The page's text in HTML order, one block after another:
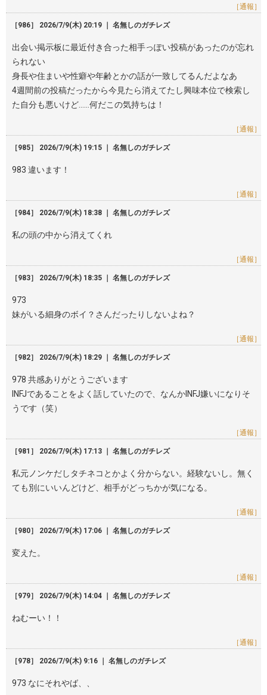
［通報］
［986］ 2026/7/9(木) 20:19 ｜ 名無しのガチレズ
出会い掲示板に最近付き合った相手っぽい投稿があったのが忘れ
られない
身長や住まいや性癖や年齢とかの話が一致してるんだよなあ
4週間前の投稿だったから今見たら消えてたし興味本位で検索し
た自分も悪いけど……何だこの気持ちは！
［通報］
［985］ 2026/7/9(木) 19:15 ｜ 名無しのガチレズ
983 違います！
［通報］
［984］ 2026/7/9(木) 18:38 ｜ 名無しのガチレズ
私の頭の中から消えてくれ
［通報］
［983］ 2026/7/9(木) 18:35 ｜ 名無しのガチレズ
973
妹がいる細身のボイ？さんだったりしないよね？
［通報］
［982］ 2026/7/9(木) 18:29 ｜ 名無しのガチレズ
978 共感ありがとうございます
INFJであることをよく話していたので、なんかINFJ嫌いになりそ
うです（笑）
［通報］
［981］ 2026/7/9(木) 17:13 ｜ 名無しのガチレズ
私元ノンケだしタチネコとかよく分からない。経験ないし。無く
ても別にいいんどけど、相手がどっちかが気になる。
［通報］
［980］ 2026/7/9(木) 17:06 ｜ 名無しのガチレズ
変えた。
［通報］
［979］ 2026/7/9(木) 14:04 ｜ 名無しのガチレズ
ねむーい！！
［通報］
［978］ 2026/7/9(木) 9:16 ｜ 名無しのガチレズ
973 なにそれやば、、